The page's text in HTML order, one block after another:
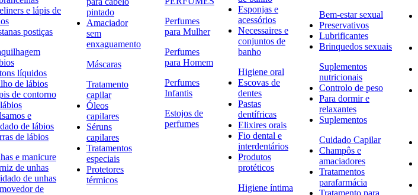
e lápis de
postiças
líquidos
de lábios
de contorno
e
de lábios
de lábios
e manicure
de unhas
de unhas
de
pintado
Amaciador
sem
enxaguamento
Máscaras
Tratamento
capilar
Óleos
capilares
Séruns
capilares
Tratamentos
especiais
Protetores
térmicos
Perfumes
para Mulher
Perfumes
para Homem
Perfumes
Infantis
Estojos de
perfumes
Esponjas e
acessórios
Necessaires e
conjuntos de
banho
Higiene oral
Escovas de
dentes
Pastas
dentífricas
Elixires orais
Fio dental e
interdentários
Produtos
protéticos
Higiene íntima
Bem-estar sexual
Preservativos
Lubrificantes
Brinquedos sexuais
Suplementos
nutricionais
Controlo de peso
Para dormir e
relaxantes
Suplementos
Cuidado Capilar
Champôs e
amaciadores
Tratamentos
parafarmácia
Tratamento para